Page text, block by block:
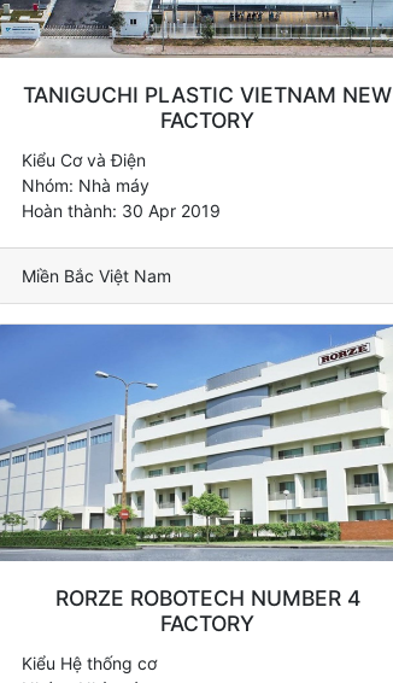
TANIGUCHI PLASTIC VIETNAM NEW
FACTORY
Kiểu Cơ và Điện
Nhóm: Nhà máy
Hoàn thành: 30 Apr 2019
Miền Bắc Việt Nam
RORZE ROBOTECH NUMBER 4
FACTORY
Kiểu Hệ thống cơ